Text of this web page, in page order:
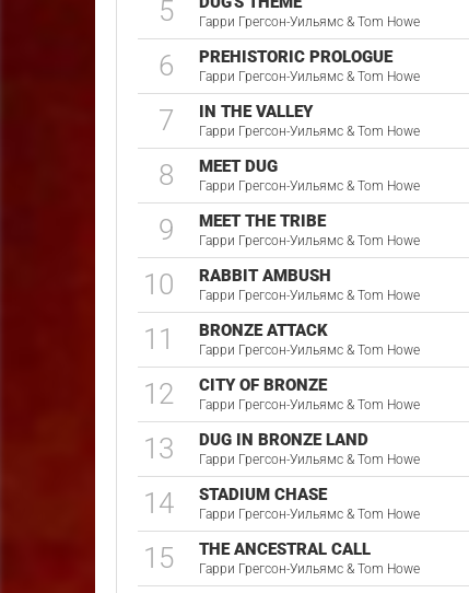
5 Гарри Грегсон-Уильямс & Tom Howe
6 PREHISTORIC PROLOGUE
Гарри Грегсон-Уильямс & Tom Howe
7 IN THE VALLEY
Гарри Грегсон-Уильямс & Tom Howe
8 MEET DUG
Гарри Грегсон-Уильямс & Tom Howe
9 MEET THE TRIBE
Гарри Грегсон-Уильямс & Tom Howe
10 RABBIT AMBUSH
Гарри Грегсон-Уильямс & Tom Howe
11 BRONZE ATTACK
Гарри Грегсон-Уильямс & Tom Howe
12 CITY OF BRONZE
Гарри Грегсон-Уильямс & Tom Howe
13 DUG IN BRONZE LAND
Гарри Грегсон-Уильямс & Tom Howe
14 STADIUM CHASE
Гарри Грегсон-Уильямс & Tom Howe
15 THE ANCESTRAL CALL
Гарри Грегсон-Уильямс & Tom Howe